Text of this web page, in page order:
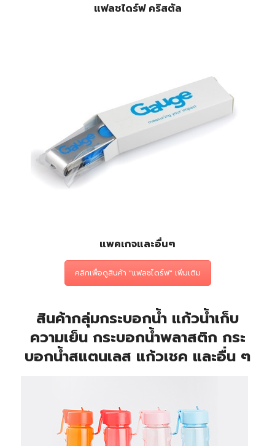
แฟลชไดร์ฟ คริสตัล
แพคเกจและอื่นๆ
คลิกเพื่อดูสินค้า "แฟลชไดร์ฟ" เพิ่มเติม
สินค้ากลุ่มกระบอกน้ำ แก้วน้ำเก็บ
ความเย็น กระบอกน้ำพลาสติก กระ
บอกน้ำสแตนเลส แก้วเชค และอื่น ๆ